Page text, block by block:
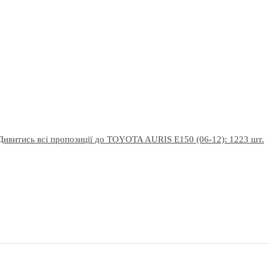
всі пропозиції до TOYOTA AURIS E150 (06-12): 1223 шт.